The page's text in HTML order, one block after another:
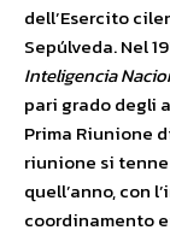
dell’Esercito
Sepúlveda. Nel
Inteligencia
pari grado degli
Prima Riunione
riunione si tenne
quell’anno, con
coordinamento